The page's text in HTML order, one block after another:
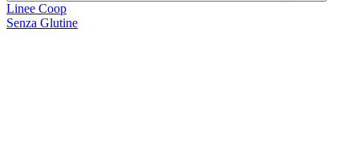
Linee Coop
Senza Glutine